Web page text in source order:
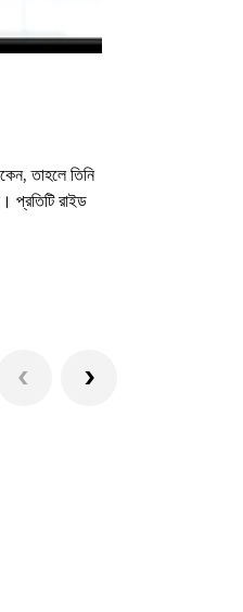
তাহলে তিনি
প্রতিটি রাইড